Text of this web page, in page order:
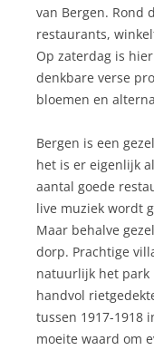
van Bergen. Rond
restaurants,
Op zaterdag is
denkbare verse
bloemen en
Bergen is een
het is er eigenlijk
aantal goede
live muziek wordt
Maar behalve
dorp. Prachtige
natuurlijk het park
handvol
tussen 1917-1918
moeite waard om